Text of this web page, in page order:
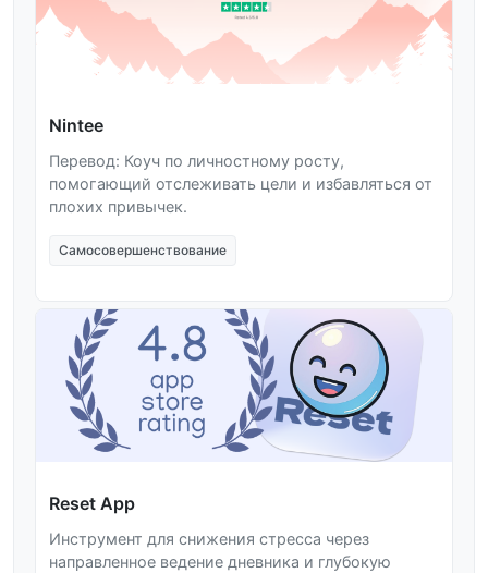
Nintee
Перевод: Коуч по личностному росту,
помогающий отслеживать цели и избавляться от
плохих привычек.
Самосовершенствование
Reset App
Инструмент для снижения стресса через
направленное ведение дневника и глубокую